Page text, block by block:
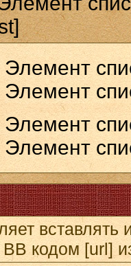
Элемент
Элемент
Элемент
Элемент
кодом [url]